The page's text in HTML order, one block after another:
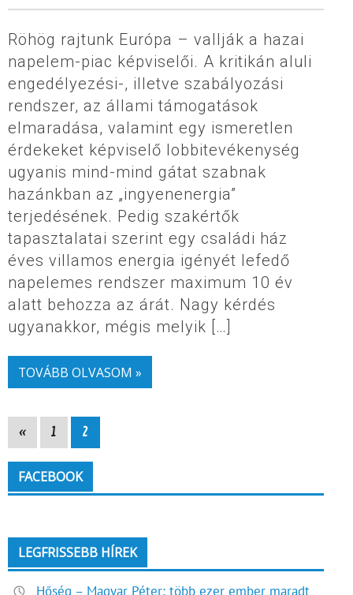
Röhög rajtunk Európa – vallják a hazai
napelem-piac képviselői. A kritikán aluli
engedélyezési-, illetve szabályozási
rendszer, az állami támogatások
elmaradása, valamint egy ismeretlen
érdekeket képviselő lobbitevékenység
ugyanis mind-mind gátat szabnak
hazánkban az „ingyenenergia”
terjedésének. Pedig szakértők
tapasztalatai szerint egy családi ház
éves villamos energia igényét lefedő
napelemes rendszer maximum 10 év
alatt behozza az árát. Nagy kérdés
ugyanakkor, mégis melyik […]
TOVÁBB OLVASOM »
« 1 2
FACEBOOK
LEGFRISSEBB HÍREK
Hőség – Magyar Péter: több ezer ember maradt